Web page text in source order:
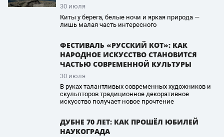
30 июля
Киты у берега, белые ночи и яркая природа —
лишь малая часть интересного
ФЕСТИВАЛЬ «РУССКИЙ КОТ»: КАК
НАРОДНОЕ ИСКУССТВО СТАНОВИТСЯ
ЧАСТЬЮ СОВРЕМЕННОЙ КУЛЬТУРЫ
30 июля
В руках талантливых современных художников и
скульпторов традиционное декоративное
искусство получает новое прочтение
ДУБНЕ 70 ЛЕТ: КАК ПРОШЁЛ ЮБИЛЕЙ
НАУКОГРАДА